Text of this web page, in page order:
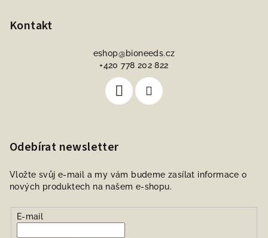
Kontakt
eshop@bioneeds.cz
+420 778 202 822
Odebírat newsletter
Vložte svůj e-mail a my vám budeme zasílat informace o
nových produktech na našem e-shopu.
E-mail